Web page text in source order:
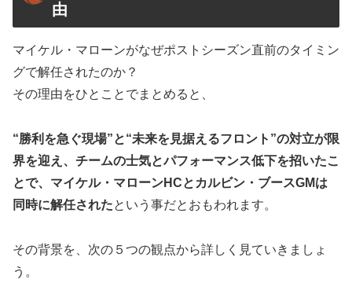
由
マイケル・マローンがなぜポストシーズン直前のタイミン
グで解任されたのか？
その理由をひとことでまとめると、
“勝利を急ぐ現場”と“未来を見据えるフロント”の対立が限
界を迎え、チームの士気とパフォーマンス低下を招いたこ
とで、マイケル・マローンHCとカルビン・ブースGMは
同時に解任されたという事だとおもわれます。
その背景を、次の５つの観点から詳しく見ていきましょ
う。